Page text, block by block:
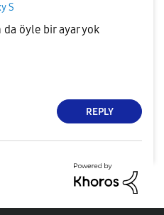
S
da öyle bir ayar yok
REPLY